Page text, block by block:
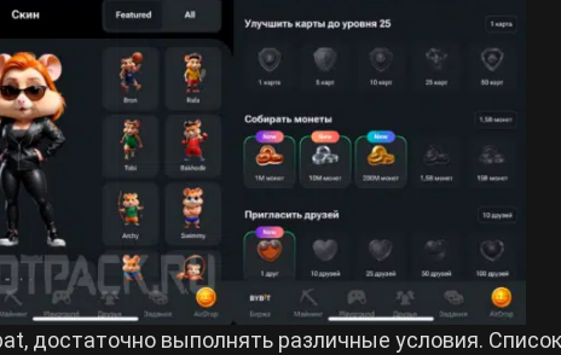
достаточно выполнять различные условия. Список